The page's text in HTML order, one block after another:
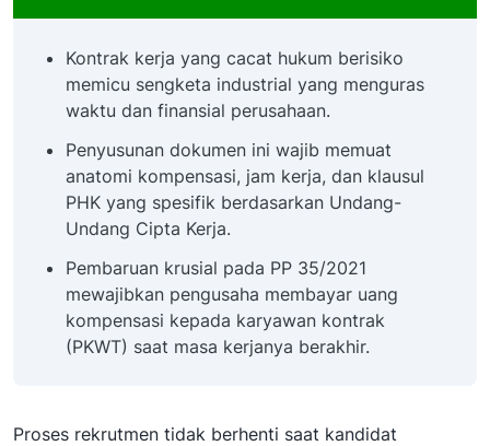
Kontrak kerja yang cacat hukum berisiko
memicu sengketa industrial yang menguras
waktu dan finansial perusahaan.
Penyusunan dokumen ini wajib memuat
anatomi kompensasi, jam kerja, dan klausul
PHK yang spesifik berdasarkan Undang-
Undang Cipta Kerja.
Pembaruan krusial pada PP 35/2021
mewajibkan pengusaha membayar uang
kompensasi kepada karyawan kontrak
(PKWT) saat masa kerjanya berakhir.
Proses rekrutmen tidak berhenti saat kandidat